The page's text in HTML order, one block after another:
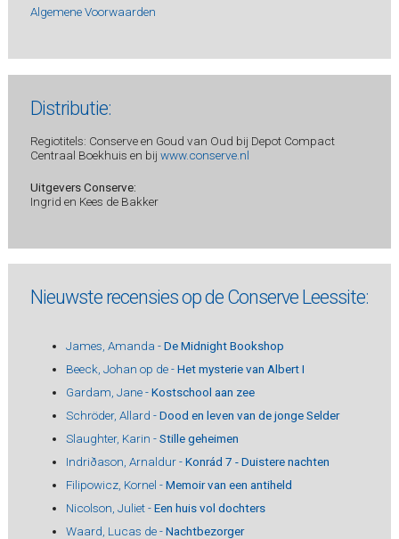
Algemene Voorwaarden
Distributie:
Regiotitels: Conserve en Goud van Oud bij Depot Compact
Centraal Boekhuis en bij www.conserve.nl
Uitgevers Conserve:
Ingrid en Kees de Bakker
Nieuwste recensies op de Conserve Leessite:
James, Amanda -De Midnight Bookshop
Beeck, Johan op de -Het mysterie van Albert I
Gardam, Jane -Kostschool aan zee
Schröder, Allard -Dood en leven van de jonge Selder
Slaughter, Karin -Stille geheimen
Indriðason, Arnaldur -Konrád 7 - Duistere nachten
Filipowicz, Kornel -Memoir van een antiheld
Nicolson, Juliet -Een huis vol dochters
Waard, Lucas de -Nachtbezorger